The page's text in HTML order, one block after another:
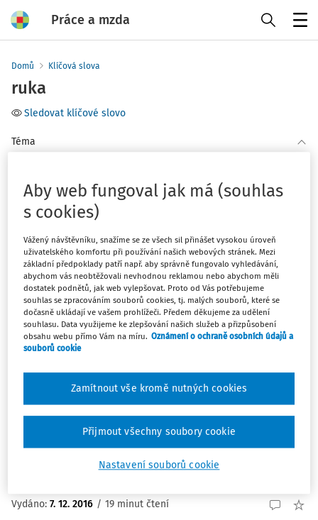
Práce a mzda
Domů Klíčová slova
ruka
Sledovat klíčové slovo
Téma
Filtr
Počet vyhledaných dokumentů:1
Řadit podle:
Nejnovější
Nejstarší
ČLÁNKY
Problematika hodnocení a užití ruky v
pracovním procesu
Přes veškerou mechanizaci a automatizaci pracovních
procesů se neobejdeme bez práce ruky. Práce rukou,
vykonávané v různých oborech, mající specifický
méně náročné a bezpečné.
Vydáno: 7. 12. 2016 / 19 minut čtení
Aby web fungoval jak má (souhlas
s cookies)
Vážený návštěvníku, snažíme se ze všech sil přinášet vysokou úroveň
uživatelského komfortu při používání našich webových stránek. Mezi
základní předpoklady patří např. aby správně fungovalo vyhledávání,
abychom vás neobtěžovali nevhodnou reklamou nebo abychom měli
dostatek podnětů, jak web vylepšovat. Proto od Vás potřebujeme
souhlas se zpracováním souborů cookies, tj. malých souborů, které se
dočasně ukládají ve vašem prohlížeči. Předem děkujeme za udělení
souhlasu. Data využijeme ke zlepšování našich služeb a přizpůsobení
obsahu webu přímo Vám na míru. Oznámení o ochraně osobních údajů a
souborů cookie
Nastavení souborů cookie
Zamítnout vše kromě nutných cookies
Přijmout všechny soubory cookie